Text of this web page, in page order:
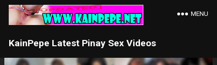
KainPepe Latest Pinay Sex Videos
MENU